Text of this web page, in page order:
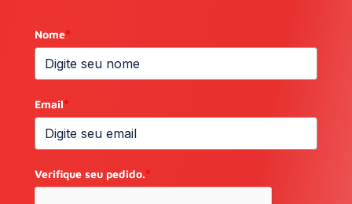
Nome*
Email*
Verifique seu pedido.*